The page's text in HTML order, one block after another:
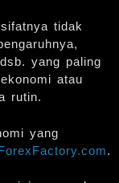
tidak
yang paling
atau
rutin.
yang
.